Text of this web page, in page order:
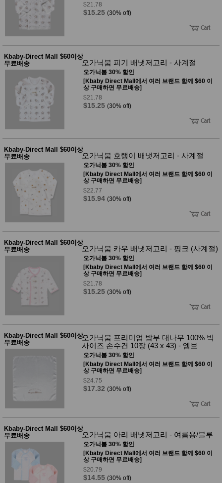
$21.78
$15.25 (30% off)
Kbaby-Direct Mall $60이상
무료배송
오가닉붐 피기 배냇저고리 - 사계절
오가닉붐 30% 할인
[Kbaby Direct Mall에서 여러 브랜드 함께 $60 이
상 구매하면 무료배송]
$21.78
$15.25 (30% off)
Kbaby-Direct Mall $60이상
무료배송
오가닉붐 호랭이 배냇저고리 - 사계절
오가닉붐 30% 할인
[Kbaby Direct Mall에서 여러 브랜드 함께 $60 이
상 구매하면 무료배송]
$22.77
$15.94 (30% off)
Kbaby-Direct Mall $60이상
무료배송
오가닉붐 카우 배냇저고리 - 핑크 (사계절)
오가닉붐 30% 할인
[Kbaby Direct Mall에서 여러 브랜드 함께 $60 이
상 구매하면 무료배송]
$21.78
$15.25 (30% off)
Kbaby-Direct Mall $60이상
무료배송
오가닉붐 프리미엄 밤부 대나무 100% 빅
사이즈 손수건 10장 (43 x 43) - 엠보
오가닉붐 30% 할인
[Kbaby Direct Mall에서 여러 브랜드 함께 $60 이
상 구매하면 무료배송]
$24.75
$17.32 (30% off)
Kbaby-Direct Mall $60이상
무료배송
오가닉붐 아리 배냇저고리 - 여름용/블루
오가닉붐 30% 할인
[Kbaby Direct Mall에서 여러 브랜드 함께 $60 이
상 구매하면 무료배송]
$20.79
$14.55 (30% off)